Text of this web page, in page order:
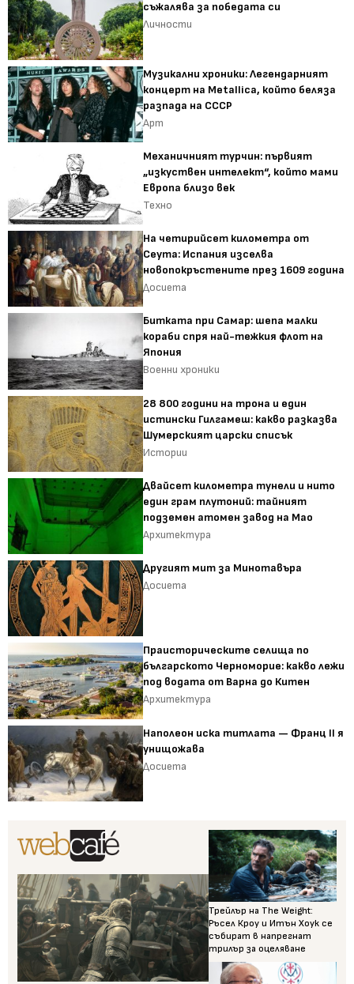
съжалява за победата си
Личности
Музикални хроники: Легендарният
концерт на Metallica, който беляза
разпада на СССР
Арт
Механичният турчин: първият
„изкуствен интелект“, който мами
Европа близо век
Техно
На четирийсет километра от
Сеута: Испания изселва
новопокръстените през 1609 година
Досиета
Битката при Самар: шепа малки
кораби спря най-тежкия флот на
Япония
Военни хроники
28 800 години на трона и един
истински Гилгамеш: какво разказва
Шумерският царски списък
Истории
Двайсет километра тунели и нито
един грам плутоний: тайният
подземен атомен завод на Мао
Архитектура
Другият мит за Минотавъра
Досиета
Праисторическите селища по
българското Черноморие: какво лежи
под водата от Варна до Китен
Архитектура
Наполеон иска титлата — Франц II я
унищожава
Досиета
Трейлър на The Weight:
Ръсел Кроу и Итън Хоук се
събират в напрегнат
трилър за оцеляване